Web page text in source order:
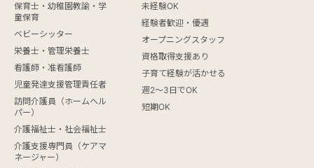
保育士・幼稚園教諭・学
童保育
ベビーシッター
栄養士・管理栄養士
看護師・准看護師
児童発達支援管理責任者
訪問介護員（ホームヘル
パー）
介護福祉士・社会福祉士
介護支援専門員（ケアマ
ネージャー）
未経験OK
経験者歓迎・優遇
オープニングスタッフ
資格取得支援あり
子育て経験が活かせる
週2～3日でOK
短期OK